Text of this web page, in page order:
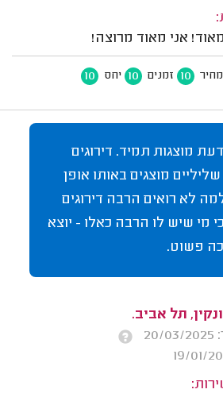
אני מאוד מרוצה!
מחיר 10 זמנים 10 יחס 10
מוצגות תמיד. דירוגים
שליליים מוצגים באותו אופן
לא רואים הרבה דירוגים
מי שיש לו הרבה כאלו - יוצא
פשוט.
תל אביב.